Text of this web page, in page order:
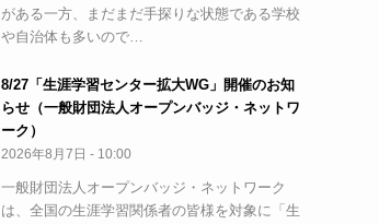
がある一方、まだまだ手探りな状態である学校
や自治体も多いので…
8/27「生涯学習センター拡大WG」開催のお知
らせ（一般財団法人オープンバッジ・ネットワ
ーク）
2026年8月7日 - 10:00
一般財団法人オープンバッジ・ネットワーク
は、全国の生涯学習関係者の皆様を対象に「生